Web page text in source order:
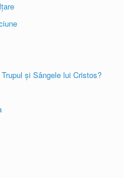
și Sângele lui Cristos?